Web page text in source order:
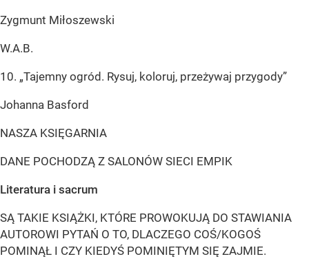
Zygmunt Miłoszewski
W.A.B.
10. „Tajemny ogród. Rysuj, koloruj, przeżywaj przygody”
Johanna Basford
NASZA KSIĘGARNIA
DANE POCHODZĄ Z SALONÓW SIECI EMPIK
Literatura i sacrum
SĄ TAKIE KSIĄŻKI, KTÓRE PROWOKUJĄ DO STAWIANIA
AUTOROWI PYTAŃ O TO, DLACZEGO COŚ/KOGOŚ
POMINĄŁ I CZY KIEDYŚ POMINIĘTYM SIĘ ZAJMIE.